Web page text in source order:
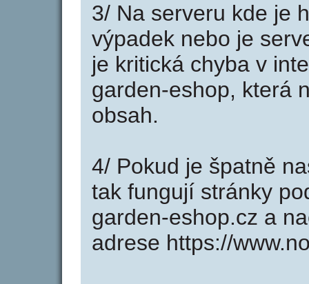
3/ Na serveru kde je
výpadek nebo je
je kritická chyba v
garden-eshop, která
obsah.
4/ Pokud je špatně
tak fungují stránky
garden-eshop.cz a
adrese https://